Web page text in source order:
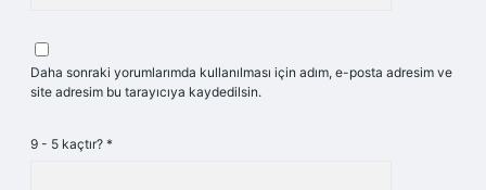
Daha sonraki yorumlarımda kullanılması için adım, e-posta adresim ve
site adresim bu tarayıcıya kaydedilsin.
9 - 5 kaçtır? *